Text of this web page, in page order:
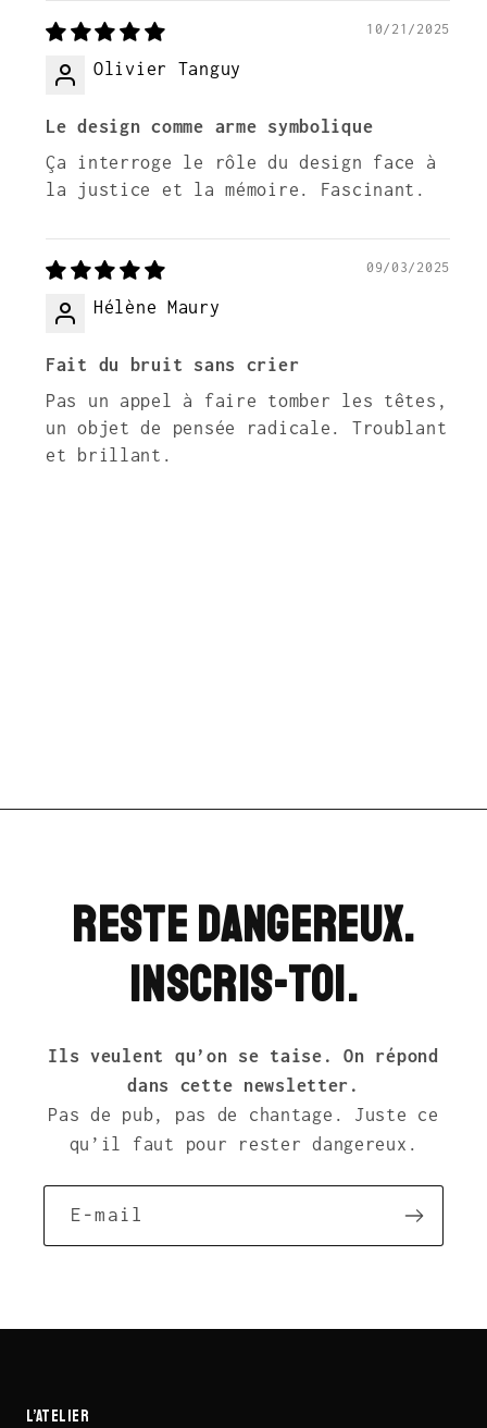
10/21/2025
Olivier Tanguy
Le design comme arme symbolique
Ça interroge le rôle du design face à
la justice et la mémoire. Fascinant.
09/03/2025
Hélène Maury
Fait du bruit sans crier
Pas un appel à faire tomber les têtes,
un objet de pensée radicale. Troublant
et brillant.
Reste dangereux.
Inscris-toi.
Ils veulent qu’on se taise. On répond
dans cette newsletter.
Pas de pub, pas de chantage. Juste ce
qu’il faut pour rester dangereux.
E-mail
L’ATELIER